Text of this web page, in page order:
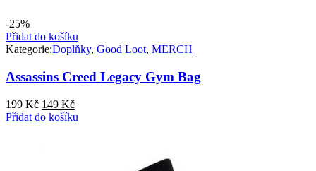
-25%
Přidat do košíku
Kategorie:Doplňky, Good Loot, MERCH
Assassins Creed Legacy Gym Bag
199Kč Původní
cena
149 KčAktuální
cena
Přidat do košíku